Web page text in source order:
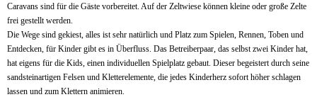
Caravans sind für die Gäste vorbereitet. Auf der Zeltwiese können kleine oder große Zelte
frei gestellt werden.
Die Wege sind gekiest, alles ist sehr natürlich und Platz zum Spielen, Rennen, Toben und
Entdecken, für Kinder gibt es in Überfluss. Das Betreiberpaar, das selbst zwei Kinder hat,
hat eigens für die Kids, einen individuellen Spielplatz gebaut. Dieser begeistert durch seine
sandsteinartigen Felsen und Kletterelemente, die jedes Kinderherz sofort höher schlagen
lassen und zum Klettern animieren.